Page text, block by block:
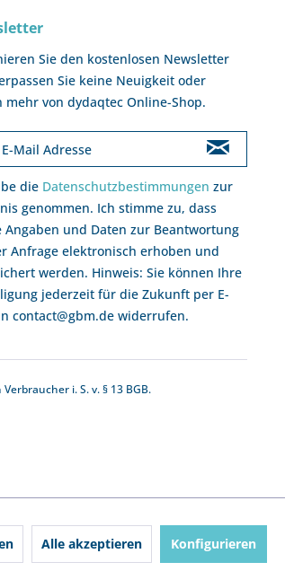
Sie den kostenlosen Newsletter
Sie keine Neuigkeit oder
mehr von dydaqtec Online-Shop.
die Datenschutzbestimmungen zur
genommen. Ich stimme zu, dass
Angaben und Daten zur Beantwortung
Anfrage elektronisch erhoben und
werden. Hinweis: Sie können Ihre
jederzeit für die Zukunft per E-
contact@gbm.de widerrufen.
i. S. v. § 13 BGB.
Alle akzeptieren Konfigurieren